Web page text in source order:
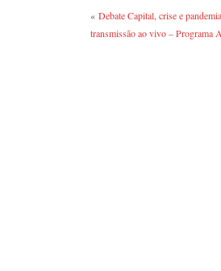
« Debate Capital, crise e
transmissão ao vivo – Programa